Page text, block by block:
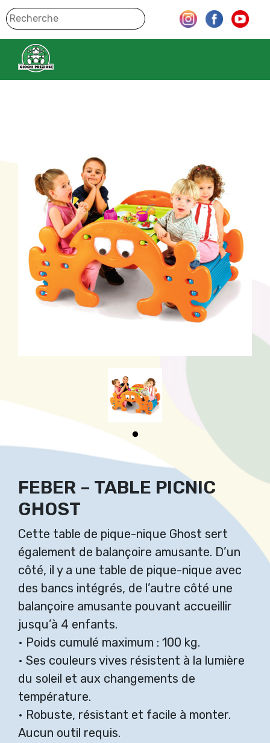
FEBER – TABLE PICNIC
GHOST
Cette table de pique-nique Ghost sert
également de balançoire amusante. D’un
côté, il y a une table de pique-nique avec
des bancs intégrés, de l’autre côté une
balançoire amusante pouvant accueillir
jusqu’à 4 enfants.
• Poids cumulé maximum : 100 kg.
• Ses couleurs vives résistent à la lumière
du soleil et aux changements de
température.
• Robuste, résistant et facile à monter.
Aucun outil requis.